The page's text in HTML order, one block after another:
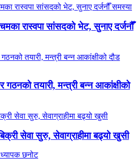
रास्वपा सांसदको भेट, सुनाए दर्जनौँ
गठनको तयारी, मन्त्री बन्न आकांक्षीको
सेवा सुरु, सेवाग्राहीमा बढ्यो खुसी